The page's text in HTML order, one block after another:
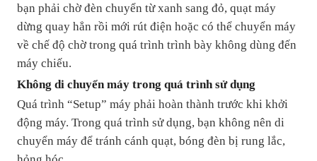
bạn phải chờ đèn chuyển từ xanh sang đỏ, quạt máy
dừng quay hẳn rồi mới rút điện hoặc có thể chuyển máy
về chế độ chờ trong quá trình trình bày không dùng đến
máy chiếu.
Không di chuyển máy trong quá trình sử dụng
Quá trình “Setup” máy phải hoàn thành trước khi khởi
động máy. Trong quá trình sử dụng, bạn không nên di
chuyển máy để tránh cánh quạt, bóng đèn bị rung lắc,